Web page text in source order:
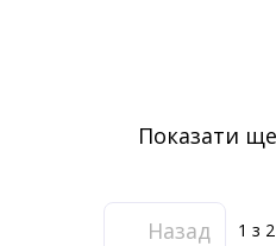
Показати
Назад 1 з 2